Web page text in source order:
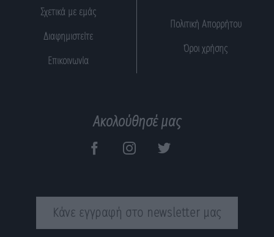
Σχετικά με εμάς
Διαφημιστείτε
Επικοινωνία
Πολιτική Απορρήτου
Όροι χρήσης
Ακολούθησέ μας
Κάνε εγγραφή στο newsletter μας